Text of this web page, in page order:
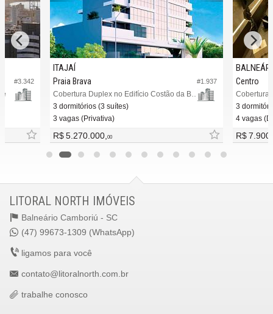
#3.342 #1.937
ITAJAÍ
Praia Brava
Cobertura Duplex no Edifício Costão da Brava
3 dormitórios (3 suítes)
3 vagas (Privativa)
R$ 5.270.000, 00
Centro
3
4 vagas
R$
LITORAL NORTH IMÓVEIS
Balneário Camboriú - SC
(47) 99673-1309 (WhatsApp)
ligamos para você
contato@litoralnorth.com.br
trabalhe conosco